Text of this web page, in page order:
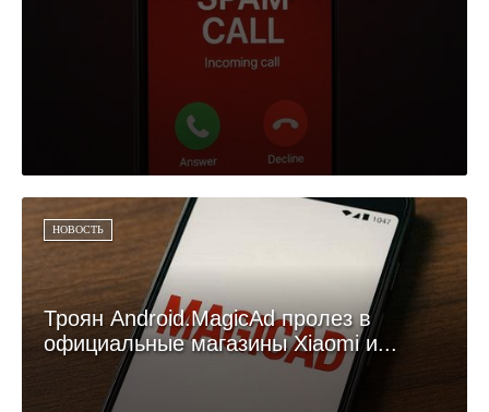
НОВОСТЬ
Троян Android.MagicAd пролез в
официальные магазины Xiaomi и...